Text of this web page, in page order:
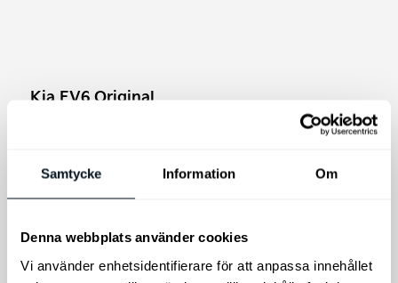
Samtycke Information Om
Denna webbplats använder cookies
Vi använder enhetsidentifierare för att anpassa innehållet
Kia EV6 Original
Kia original golvmatta i
gummi, med exakt
passform för din Kia EV6
1.595 kr
Stänkskydd Kia EV6
GT och GT-Line
595 kr